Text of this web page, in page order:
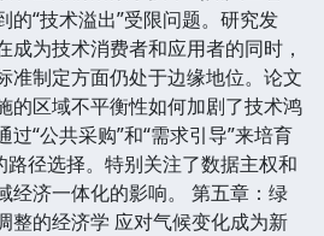
的“技术溢出”受限问题。研究发
成为技术消费者和应用者的同时，
准制定方面仍处于边缘地位。论文
的区域不平衡性如何加剧了技术鸿
“公共采购”和“需求引导”来培育
路径选择。特别关注了数据主权和
经济一体化的影响。 第五章：绿
整的经济学 应对气候变化成为新